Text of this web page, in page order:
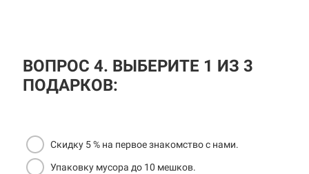
ВОПРОС 4. ВЫБЕРИТЕ 1 ИЗ 3
ПОДАРКОВ:
Скидку 5 % на первое знакомство с нами.
Упаковку мусора до 10 мешков.